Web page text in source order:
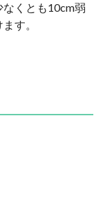
くとも10cm弱
す。